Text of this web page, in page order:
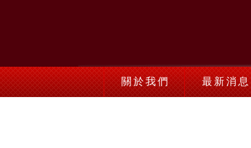
關於我們 最新消息